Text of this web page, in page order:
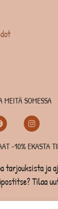
MEITÄ SOMESSA
-10% EKASTA
tarjouksista ja
Tilaa